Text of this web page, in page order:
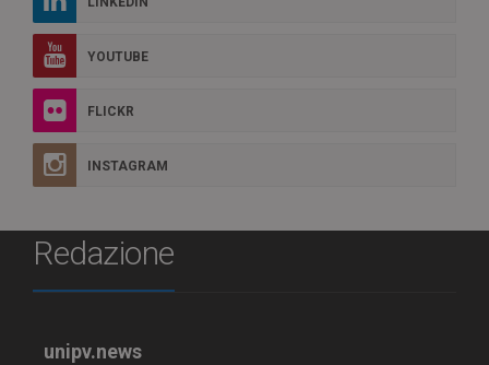
YOUTUBE
FLICKR
INSTAGRAM
Redazione
unipv.news